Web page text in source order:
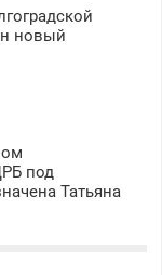
новый
под
Татьяна